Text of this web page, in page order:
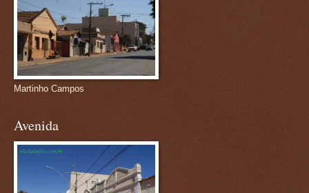
Martinho Campos
Avenida